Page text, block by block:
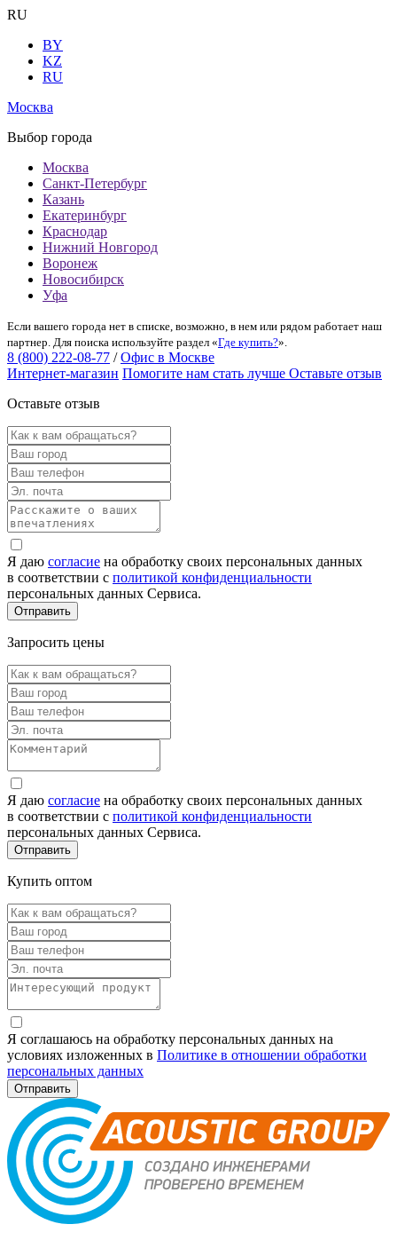
RU
BY
KZ
RU
Москва
Выбор города
Москва
Санкт-Петербург
Казань
Екатеринбург
Краснодар
Нижний Новгород
Воронеж
Новосибирск
Уфа
Если вашего города нет в списке, возможно, в нем или рядом работает наш
партнер. Для поиска используйте раздел «Где купить?».
8 (800) 222-08-77 / Офис в Москве
Интернет-магазин Помогите нам стать лучше Оставьте отзыв
Оставьте отзыв
Я даю согласие на обработку своих персональных данных
в соответствии с политикой конфиденциальности
персональных данных Сервиса.
Запросить цены
Я даю согласие на обработку своих персональных данных
в соответствии с политикой конфиденциальности
персональных данных Сервиса.
Купить оптом
Я соглашаюсь на обработку персональных данных на
условиях изложенных в Политике в отношении обработки
персональных данных